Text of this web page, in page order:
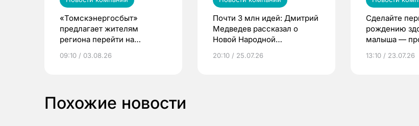
«Томскэнергосбыт»
предлагает жителям
региона перейти на
выиграть призы
09:10 / 03.08.26
Почти 3 млн идей: Дмитрий
Медведев рассказал о
Новой Народной
20:10 / 25.07.26
Сделайте
рождению
малыша —
по ОМС!
13:10 / 23.07.26
Похожие новости